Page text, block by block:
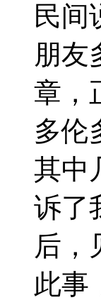
民间
朋友
章，
多伦
其中
诉了
后，
此事